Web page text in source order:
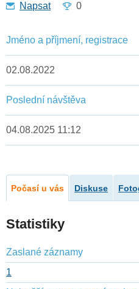
Napsat
0
Jméno a příjmení, registrace
02.08.2022
Poslední návštěva
04.08.2025 11:12
Počasí u vás Diskuse
Statistiky
Zaslané záznamy
1